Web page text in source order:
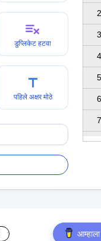
डुप्लिकेट हटवा
पहिले अक्षर मोठे
2
3
4
5
6
7